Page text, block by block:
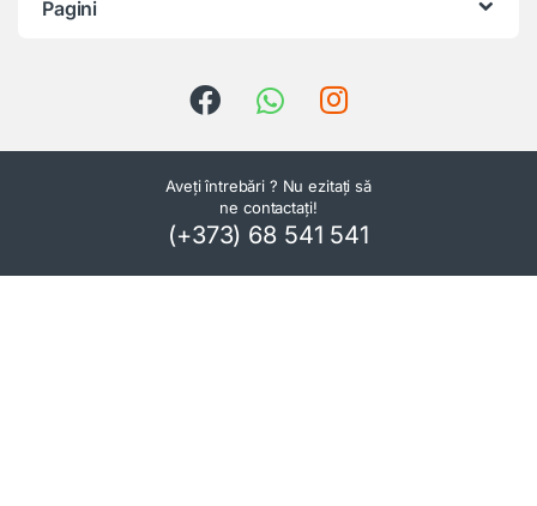
Pagini
Aveți întrebări ? Nu ezitați să
ne contactați!
(+373) 68 541 541